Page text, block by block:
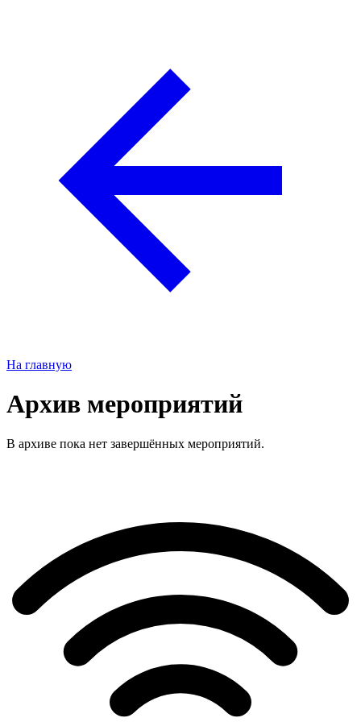
На главную
Архив мероприятий
В архиве пока нет завершённых мероприятий.